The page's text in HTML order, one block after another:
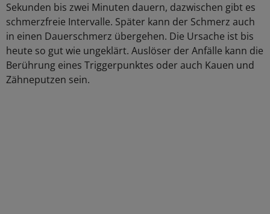
Sekunden bis zwei Minuten dauern, dazwischen gibt es
schmerzfreie Intervalle. Später kann der Schmerz auch
in einen Dauerschmerz übergehen. Die Ursache ist bis
heute so gut wie ungeklärt. Auslöser der Anfälle kann die
Berührung eines Triggerpunktes oder auch Kauen und
Zähneputzen sein.